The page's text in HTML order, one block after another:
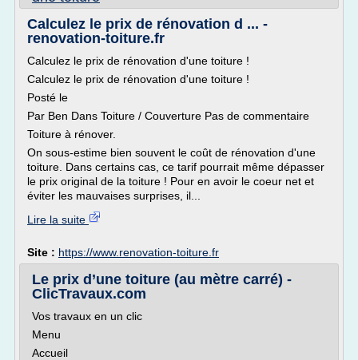
Calculez le prix de rénovation d ... -
renovation-toiture.fr
Calculez le prix de rénovation d'une toiture !
Calculez le prix de rénovation d'une toiture !
Posté le
Par Ben Dans Toiture / Couverture Pas de commentaire
Toiture à rénover.
On sous-estime bien souvent le coût de rénovation d'une
toiture. Dans certains cas, ce tarif pourrait même dépasser
le prix original de la toiture ! Pour en avoir le coeur net et
éviter les mauvaises surprises, il...
Lire la suite
Site : https://www.renovation-toiture.fr
Le prix d’une toiture (au mètre carré) -
ClicTravaux.com
Vos travaux en un clic
Menu
Accueil